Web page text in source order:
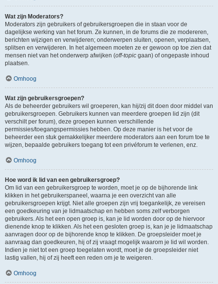
Wat zijn Moderators?
Moderators zijn gebruikers of gebruikersgroepen die in staan voor de
dagelijkse werking van het forum. Ze kunnen, in de forums die ze modereren,
berichten wijzigen en verwijderen; onderwerpen sluiten, openen, verplaatsen,
splitsen en verwijderen. In het algemeen moeten ze er gewoon op toe zien dat
mensen niet van het onderwerp afwijken (off-topic gaan) of ongepaste inhoud
plaatsen.
Omhoog
Wat zijn gebruikersgroepen?
Als de beheerder gebruikers wil groeperen, kan hij/zij dit doen door middel van
gebruikersgroepen. Gebruikers kunnen van meerdere groepen lid zijn (dit
verschilt per forum), deze groepen kunnen verschillende
permissies/toegangspermissies hebben. Op deze manier is het voor de
beheerder een stuk gemakkelijker meerdere moderators aan een forum toe te
wijzen, bepaalde gebruikers toegang tot een privéforum te verlenen, enz.
Omhoog
Hoe word ik lid van een gebruikersgroep?
Om lid van een gebruikersgroep te worden, moet je op de bijhorende link
klikken in het gebruikerspaneel, waarna je een overzicht van alle
gebruikersgroepen krijgt. Niet alle groepen zijn vrij toegankelijk, ze vereisen
een goedkeuring van je lidmaatschap en hebben soms zelf verborgen
gebruikers. Als het een open groep is, kan je lid worden door op de hiervoor
dienende knop te klikken. Als het een gesloten groep is, kan je je lidmaatschap
aanvragen door op de bijhorende knop te klikken. De groepsleider moet je
aanvraag dan goedkeuren, hij of zij vraagt mogelijk waarom je lid wil worden.
Indien je niet tot een groep toegelaten wordt, moet je de groepsleider niet
lastig vallen, hij of zij heeft een reden om je te weigeren.
Omhoog